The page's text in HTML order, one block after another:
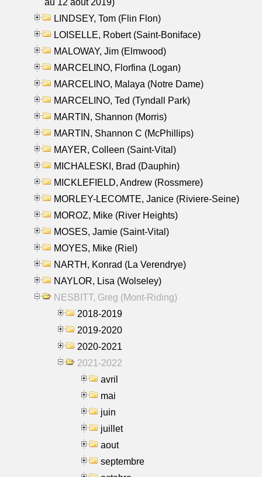
LINDSEY, Tom (Flin Flon)
LOISELLE, Robert (Saint-Boniface)
MALOWAY, Jim (Elmwood)
MARCELINO, Florfina (Logan)
MARCELINO, Malaya (Notre Dame)
MARCELINO, Ted (Tyndall Park)
MARTIN, Shannon (Morris)
MARTIN, Shannon C (McPhillips)
MAYER, Colleen (Saint-Vital)
MICHALESKI, Brad (Dauphin)
MICKLEFIELD, Andrew (Rossmere)
MORLEY-LECOMTE, Janice (Riviere-Seine)
MOROZ, Mike (River Heights)
MOSES, Jamie (Saint-Vital)
MOYES, Mike (Riel)
NARTH, Konrad (La Verendrye)
NAYLOR, Lisa (Wolseley)
NESBITT, Greg (Mont-Riding)
2018-2019
2019-2020
2020-2021
2021-2022
avril
mai
juin
juillet
aout
septembre